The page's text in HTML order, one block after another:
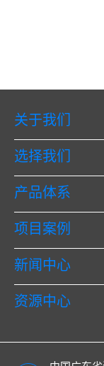
关于我们
选择我们
产品体系
项目案例
新闻中心
资源中心